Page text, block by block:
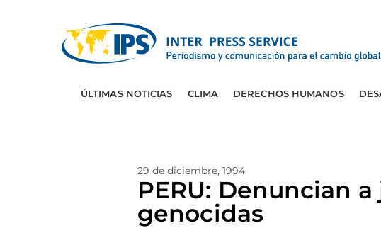
ÚLTIMAS NOTICIAS CLIMA DERECHOS HUMANOS
29 de diciembre, 1994
PERU: Denuncian
genocidas